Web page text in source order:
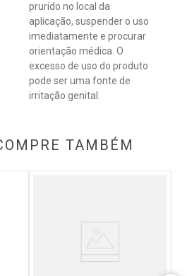
prurido no local da
aplicação, suspender o uso
imediatamente e procurar
orientação médica. O
excesso de uso do produto
pode ser uma fonte de
irritação genital.
TAMBÉM